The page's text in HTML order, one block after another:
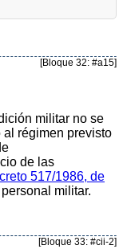
[Bloque 32: #a15]
militar no se
régimen previsto
de las
517/1986, de
militar.
[Bloque 33: #cii-2]